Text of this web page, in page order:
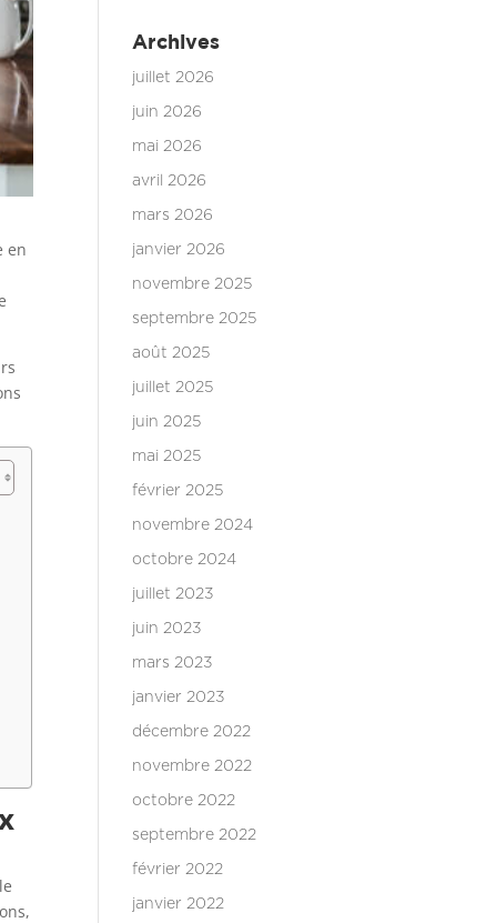
en
Archives
juillet 2026
juin 2026
mai 2026
avril 2026
mars 2026
janvier 2026
novembre 2025
septembre 2025
août 2025
juillet 2025
juin 2025
mai 2025
février 2025
novembre 2024
octobre 2024
juillet 2023
juin 2023
mars 2023
janvier 2023
décembre 2022
novembre 2022
octobre 2022
septembre 2022
février 2022
janvier 2022